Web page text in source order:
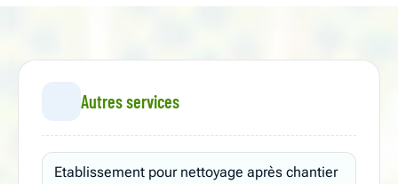
Autres services
Etablissement pour nettoyage après chantier